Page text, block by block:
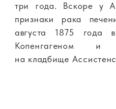
три года. Вскоре у
признаки рака
августа 1875 года
Копенгагеном и
на кладбище